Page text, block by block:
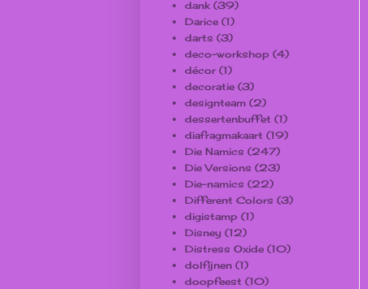
dank (39)
Darice (1)
darts (3)
deco-workshop (4)
décor (1)
decoratie (3)
designteam (2)
dessertenbuffet (1)
diafragmakaart (19)
Die Namics (247)
Die Versions (23)
Die-namics (22)
Different Colors (3)
digistamp (1)
Disney (12)
Distress Oxide (10)
dolfijnen (1)
doopfeest (10)